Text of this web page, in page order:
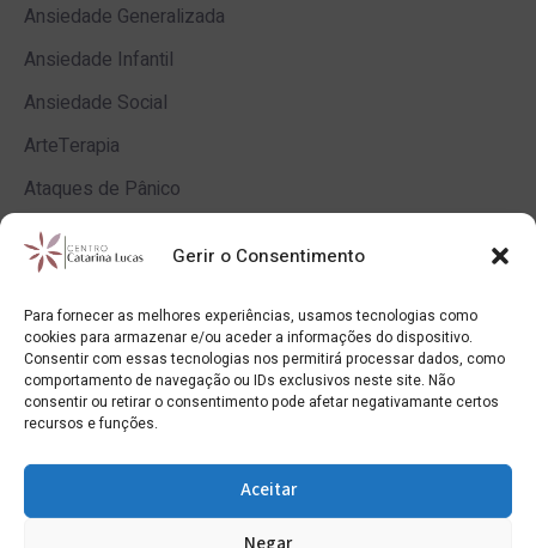
Gerir o Consentimento
Para fornecer as melhores experiências, usamos tecnologias como
cookies para armazenar e/ou aceder a informações do dispositivo.
Consentir com essas tecnologias nos permitirá processar dados, como
comportamento de navegação ou IDs exclusivos neste site. Não
consentir ou retirar o consentimento pode afetar negativamante certos
recursos e funções.
Aceitar
Ansiedade Generalizada
Ansiedade Infantil
Ansiedade Social
ArteTerapia
Ataques de Pânico
Avaliação de Condutores
Avaliação Psicológica
Avós
Bullying e cyberbullying
Burnout